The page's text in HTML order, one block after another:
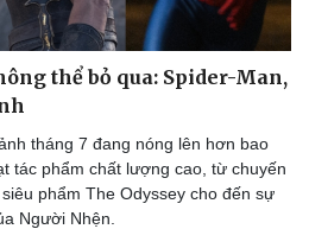
thể bỏ qua: Spider-Man,
tháng 7 đang nóng lên hơn bao
tác phẩm chất lượng cao, từ chuyến
phẩm The Odyssey cho đến sự
Người Nhện.